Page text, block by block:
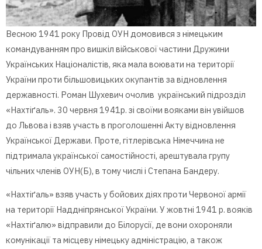
Весною 1941 року Провід ОУН домовився з німецьким
командуванням про вишкіл військової частини Дружини
Українських Націоналістів, яка мала воювати на території
України проти більшовицьких окупантів за відновлення
державності. Роман Шухевич очолив український підрозділ
«Нахтіґаль». 30 червня 1941р. зі своїми вояками він увійшов
до Львова і взяв участь в проголошенні Акту відновлення
Української Держави. Проте, гітлерівська Німеччина не
підтримала української самостійності, арештувала групу
чільних членів ОУН(Б), в тому числі і Степана Бандеру.
«Нахтіґаль» взяв участь у бойових діях проти Червоної армії
на території Наддніпрянської України. У жовтні 1941 р. вояків
«Нахтіґалю» відправили до Білорусії, де вони охороняли
комунікації та місцеву німецьку адміністрацію, а також